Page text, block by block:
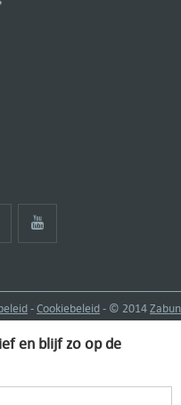
-Cookiebeleid- © 2014Zabun
en blijf zo op de